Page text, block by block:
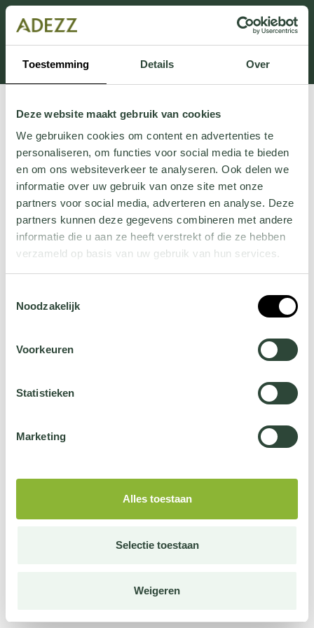
Toestemming Details Over
Deze website maakt gebruik van cookies
We gebruiken cookies om content en advertenties te
personaliseren, om functies voor social media te bieden
en om ons websiteverkeer te analyseren. Ook delen we
informatie over uw gebruik van onze site met onze
partners voor social media, adverteren en analyse. Deze
partners kunnen deze gegevens combineren met andere
informatie die u aan ze heeft verstrekt of die ze hebben
verzameld op basis van uw gebruik van hun services.
jehier.
Noodzakelijk
Voorkeuren
Statistieken
Marketing
Alles toestaan
Selectie toestaan
Weigeren
Dit onderdeel is momenteel in onderhoud.
Als je informatie mist kun je ons bellen +31 413 274
168 of mailen
Customersupport@adezz.com.